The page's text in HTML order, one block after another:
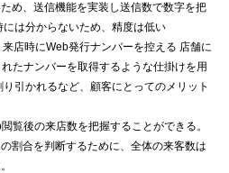
め、送信機能を実装し送信数で数字を把
は分からないため、精度は低い
店時にWeb発行ナンバーを控える 店舗に
たナンバーを取得するような仕掛けを用
引かれるなど、顧客にとってのメリット
覧後の来店数を把握することができる。
割合を判断するために、全体の来客数は